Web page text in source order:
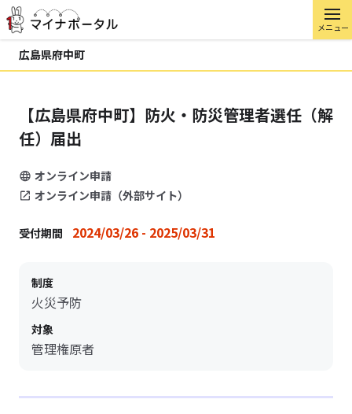
メニュー
広島県府中町
【広島県府中町】防火・防災管理者選任（解
任）届出
オンライン申請
オンライン申請（外部サイト）
受付期間 2024/03/26 - 2025/03/31
制度
火災予防
対象
管理権原者